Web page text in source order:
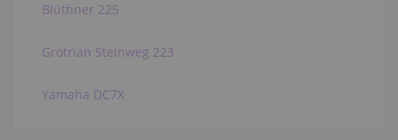
Blüthner 225
Grotrian Steinweg 223
Yamaha DC7X